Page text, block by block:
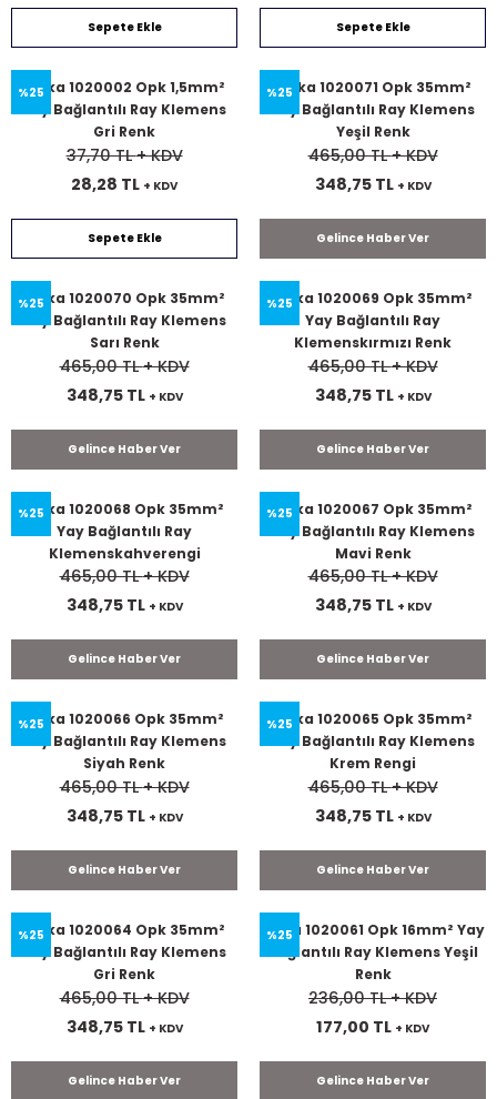
Sepete Ekle Sepete Ekle
%25
Onka 1020002 Opk 1,5mm²
Yay Bağlantılı Ray Klemens
Gri Renk
37,70 TL+ KDV
28,28 TL + KDV
Sepete Ekle
%25
Onka 1020071 Opk 35mm²
Yay Bağlantılı Ray Klemens
Yeşil Renk
465,00 TL+ KDV
348,75 TL + KDV
Gelince Haber Ver
%25
Onka 1020070 Opk 35mm²
Yay Bağlantılı Ray Klemens
Sarı Renk
465,00 TL+ KDV
348,75 TL + KDV
Gelince Haber Ver
%25
Onka 1020069 Opk 35mm²
Yay Bağlantılı Ray
Klemenskırmızı Renk
465,00 TL+ KDV
348,75 TL + KDV
Gelince Haber Ver
%25
Onka 1020068 Opk 35mm²
Yay Bağlantılı Ray
Klemenskahverengi
465,00 TL+ KDV
348,75 TL + KDV
Gelince Haber Ver
%25
Onka 1020067 Opk 35mm²
Yay Bağlantılı Ray Klemens
Mavi Renk
465,00 TL+ KDV
348,75 TL + KDV
Gelince Haber Ver
%25
Onka 1020066 Opk 35mm²
Yay Bağlantılı Ray Klemens
Siyah Renk
465,00 TL+ KDV
348,75 TL + KDV
Gelince Haber Ver
%25
Onka 1020065 Opk 35mm²
Yay Bağlantılı Ray Klemens
Krem Rengi
465,00 TL+ KDV
348,75 TL + KDV
Gelince Haber Ver
%25
Onka 1020064 Opk 35mm²
Yay Bağlantılı Ray Klemens
Gri Renk
465,00 TL+ KDV
348,75 TL + KDV
Gelince Haber Ver
%25
Onka 1020061 Opk 16mm² Yay
Bağlantılı Ray Klemens Yeşil
Renk
236,00 TL+ KDV
177,00 TL + KDV
Gelince Haber Ver